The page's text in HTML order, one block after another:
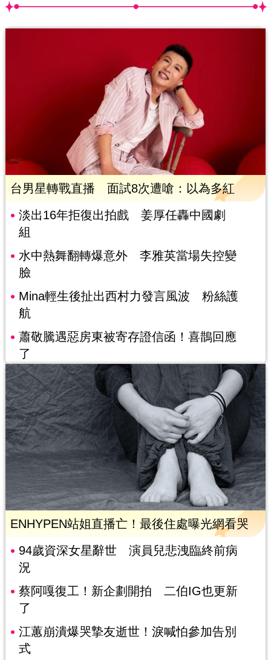
台男星轉戰直播 面試8次遭嗆：以為多紅
淡出16年拒復出拍戲 姜厚任轟中國劇
組
水中熱舞翻轉爆意外 李雅英當場失控變
臉
Mina輕生後扯出西村力發言風波 粉絲護
航
蕭敬騰遇惡房東被寄存證信函！喜鵲回應
了
ENHYPEN站姐直播亡！最後住處曝光網看哭
94歲資深女星辭世 演員兒悲洩臨終前病
況
蔡阿嘎復工！新企劃開拍 二伯IG也更新
了
江蕙崩潰爆哭摯友逝世！淚喊怕參加告別
式